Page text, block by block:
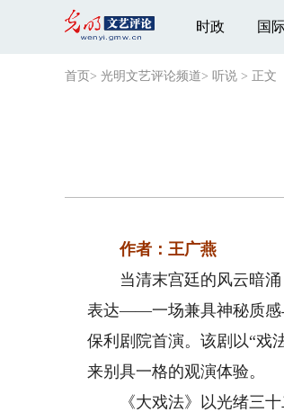
时政 国
首页 > 光明文艺评论频道> 听说 > 正文
作者：王广燕
当清末宫廷的风云暗涌
表达——一场兼具神秘质感
保利剧院首演。该剧以“戏
来别具一格的观演体验。
《大戏法》以光绪三十